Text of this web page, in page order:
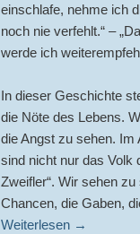
einschlafe, nehme ich
noch nie verfehlt.“ –
werde ich
In dieser Geschichte
die Nöte des Lebens.
die Angst zu sehen. Im
sind nicht nur das Volk
Zweifler“. Wir sehen
Chancen, die Gaben,
Weiterlesen →